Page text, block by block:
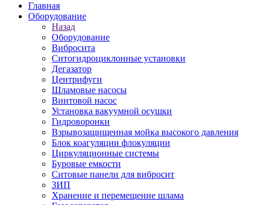
Главная
Оборудование
Назад
Оборудование
Вибросита
Ситогидроциклонные установки
Дегазатор
Центрифуги
Шламовые насосы
Винтовой насос
Установка вакуумной осушки
Гидроворонки
Взрывозащищенная мойка высокого давления
Блок коагуляции флокуляции
Циркуляционные системы
Буровые емкости
Ситовые панели для вибросит
ЗИП
Хранение и перемещение шлама